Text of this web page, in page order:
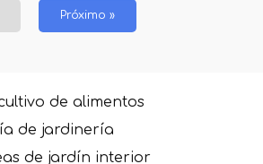
Próximo »
de alimentos
de jardinería
de jardín interior